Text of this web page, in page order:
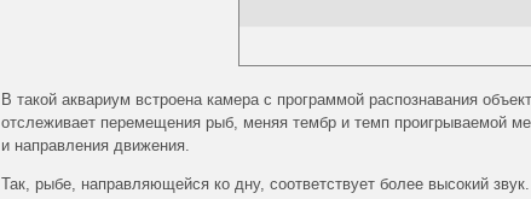
В такой аквариум встроена камера с программой распознавания
отслеживает перемещения рыб, меняя тембр и темп проигрываемой
и направления движения.
Так, рыбе, направляющейся ко дну, соответствует более высокий